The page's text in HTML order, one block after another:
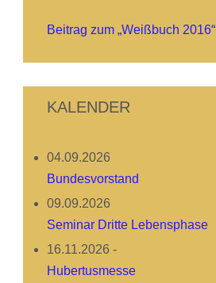
Beitrag zum „Weißbuch 2016“
KALENDER
04.09.2026
Bundesvorstand
09.09.2026
Seminar Dritte Lebensphase
16.11.2026 -
Hubertusmesse